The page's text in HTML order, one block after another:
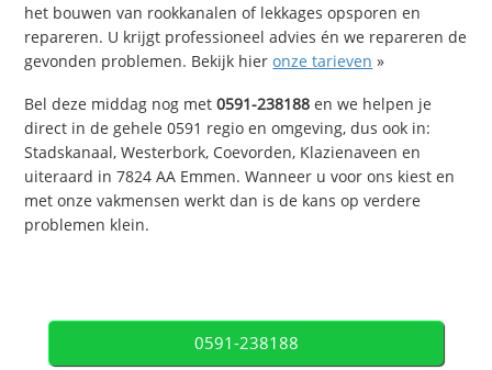
het bouwen van rookkanalen of lekkages opsporen en
repareren. U krijgt professioneel advies én we repareren de
gevonden problemen. Bekijk hieronze tarieven »
Bel deze middag nog met0591-238188 en we helpen je
direct in de gehele 0591 regio en omgeving, dus ook in:
Stadskanaal, Westerbork, Coevorden, Klazienaveen en
uiteraard in 7824 AA Emmen. Wanneer u voor ons kiest en
met onze vakmensen werkt dan is de kans op verdere
problemen klein.
0591-238188